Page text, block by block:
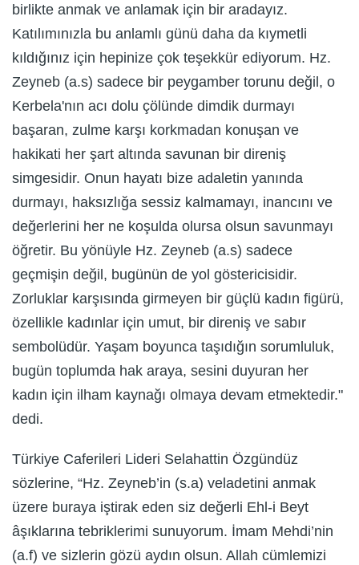
birlikte anmak ve anlamak için bir aradayız.
Katılımınızla bu anlamlı günü daha da kıymetli
kıldığınız için hepinize çok teşekkür ediyorum. Hz.
Zeyneb (a.s) sadece bir peygamber torunu değil, o
Kerbela'nın acı dolu çölünde dimdik durmayı
başaran, zulme karşı korkmadan konuşan ve
hakikati her şart altında savunan bir direniş
simgesidir. Onun hayatı bize adaletin yanında
durmayı, haksızlığa sessiz kalmamayı, inancını ve
değerlerini her ne koşulda olursa olsun savunmayı
öğretir. Bu yönüyle Hz. Zeyneb (a.s) sadece
geçmişin değil, bugünün de yol göstericisidir.
Zorluklar karşısında girmeyen bir güçlü kadın figürü,
özellikle kadınlar için umut, bir direniş ve sabır
sembolüdür. Yaşam boyunca taşıdığın sorumluluk,
bugün toplumda hak araya, sesini duyuran her
kadın için ilham kaynağı olmaya devam etmektedir."
dedi.
Türkiye Caferileri Lideri Selahattin Özgündüz
sözlerine, “Hz. Zeyneb’in (s.a) veladetini anmak
üzere buraya iştirak eden siz değerli Ehl-i Beyt
âşıklarına tebriklerimi sunuyorum. İmam Mehdi’nin
(a.f) ve sizlerin gözü aydın olsun. Allah cümlemizi